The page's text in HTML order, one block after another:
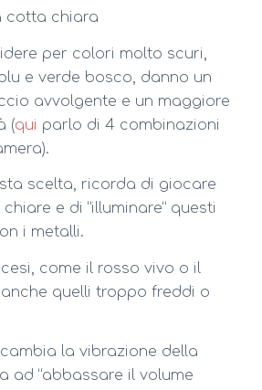
cotta chiara
per colori molto scuri,
e verde bosco, danno un
avvolgente e un maggiore
(qui parlo di 4 combinazioni
scelta, ricorda di giocare
e di “illuminare” questi
i metalli.
come il rosso vivo o il
quelli troppo freddi o
la vibrazione della
ad “abbassare il volume